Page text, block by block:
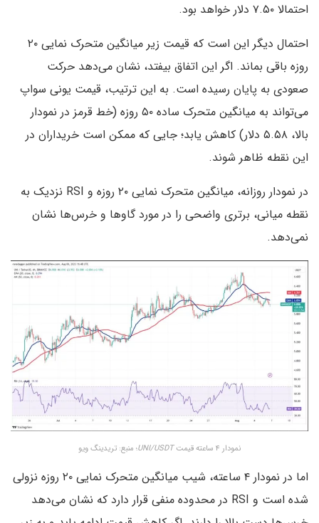
احتمالا ۷.۵۰ دلار خواهد بود.
احتمال دیگر این است که قیمت زیر میانگین متحرک نمایی ۲۰
روزه باقی بماند. اگر این اتفاق بیفتد، نشان می‌دهد حرکت
صعودی به پایان رسیده است. به این ترتیب، قیمت یونی سواپ
می‌تواند به میانگین متحرک ساده ۵۰ روزه (خط قرمز در نمودار
بالا، ۵.۵۸ دلار) کاهش یابد؛ جایی که ممکن است خریداران در
این نقطه ظاهر شوند.
در نمودار روزانه، میانگین متحرک نمایی ۲۰ روزه و RSI نزدیک به
نقطه میانی، برتری واضحی را در مورد گاوها و خرس‌ها نشان
نمی‌دهد.
نمودار ۴ ساعته قیمت UNI/USDT؛ منبع: تریدینگ ویو
اما در نمودار ۴ ساعته، شیب میانگین متحرک نمایی ۲۰ روزه نزولی
شده است و RSI در محدوده منفی قرار دارد که نشان می‌دهد